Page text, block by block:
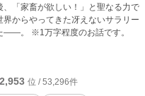
「家畜が欲しい！」と聖なる力で
からやってきた冴えないサラリー
――。 ※1万字程度のお話です。
2,953 位 / 53,296件